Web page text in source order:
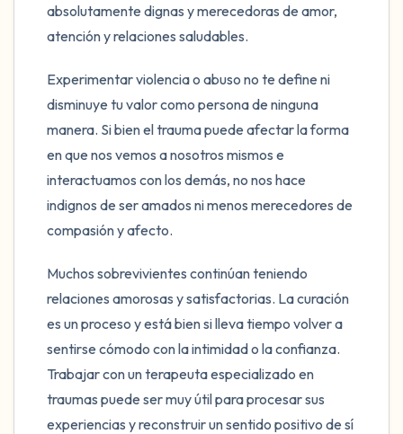
absolutamente dignas y merecedoras de amor,
atención y relaciones saludables.
Experimentar violencia o abuso no te define ni
disminuye tu valor como persona de ninguna
manera. Si bien el trauma puede afectar la forma
en que nos vemos a nosotros mismos e
interactuamos con los demás, no nos hace
indignos de ser amados ni menos merecedores de
compasión y afecto.
Muchos sobrevivientes continúan teniendo
relaciones amorosas y satisfactorias. La curación
es un proceso y está bien si lleva tiempo volver a
sentirse cómodo con la intimidad o la confianza.
Trabajar con un terapeuta especializado en
traumas puede ser muy útil para procesar sus
experiencias y reconstruir un sentido positivo de sí
frente a ti que puedas tocar?)
2 – cosas que puedes oler
1 – cosa que te gusta de ti mismo.
Respira hondo para terminar.